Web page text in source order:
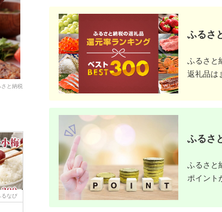
と納税
るなび
ふるさ
ふるさと
返礼品は
ふるさ
ふるさと
ポイント